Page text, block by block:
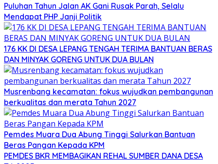
Puluhan Tahun Jalan AK Gani Rusak Parah, Selalu
Mendapat PHP Janji Politik
176 KK DI DESA LEPANG TENGAH TERIMA BANTUAN BERAS
DAN MINYAK GORENG UNTUK DUA BULAN
Musrenbang kecamatan: fokus wujudkan pembangunan
berkualitas dan merata Tahun 2027
Pemdes Muara Dua Abung Tinggi Salurkan Bantuan
Beras Pangan Kepada KPM
PEMDES BKR MEMBAGIKAN REHAL SUMBER DANA DESA